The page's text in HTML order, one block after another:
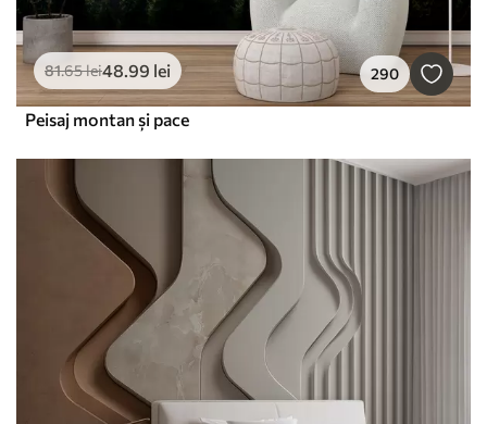
81.65lei48.99 lei 290
Peisaj montan și pace